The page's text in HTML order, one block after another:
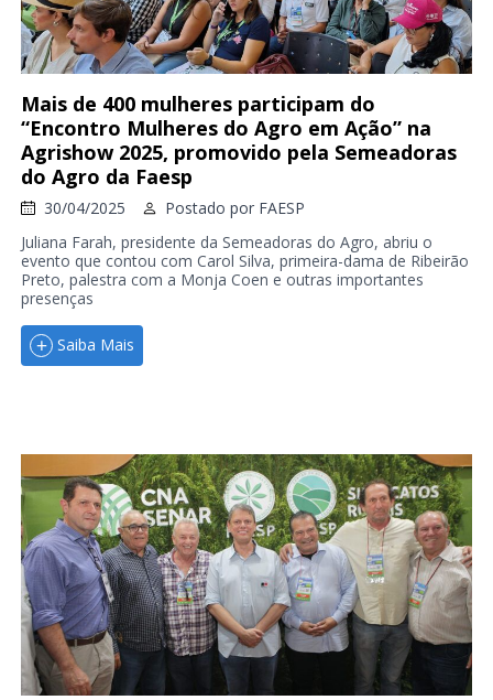
Mais de 400 mulheres participam do
“Encontro Mulheres do Agro em Ação” na
Agrishow 2025, promovido pela Semeadoras
do Agro da Faesp
30/04/2025 Postado por FAESP
Juliana Farah, presidente da Semeadoras do Agro, abriu o
evento que contou com Carol Silva, primeira-dama de Ribeirão
Preto, palestra com a Monja Coen e outras importantes
presenças
Saiba Mais